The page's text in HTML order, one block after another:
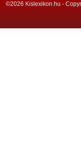
©2026 Kislexikon.hu -